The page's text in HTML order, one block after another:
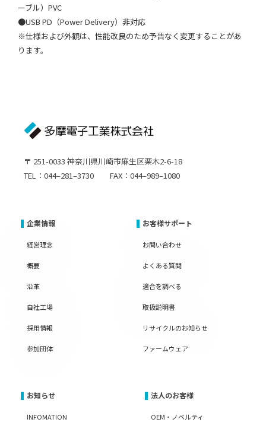
ーブル）PVC
●USB PD（Power Delivery）非対応
※仕様および外観は、性能改良のため予告なく変更することがあ
ります。
〒 251-0033 神奈川県川崎市麻生区栗木2-6-18
TEL：044–281–3730 FAX：044–989–1080
企業情報
経営理念
概要
沿革
自社工場
採用情報
参加団体
お客様サポート
お問い合わせ
よくある質問
適合を調べる
取扱説明書
リサイクルのお知らせ
ファームウェア
お知らせ
INFOMATION
法人のお客様
OEM・ノベルティ